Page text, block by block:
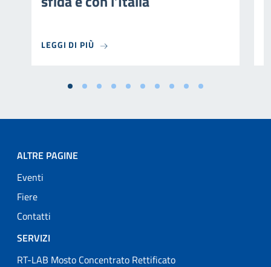
LEGGI DI PIÙ
ALTRE PAGINE
Eventi
Fiere
Contatti
SERVIZI
RT-LAB Mosto Concentrato Rettificato